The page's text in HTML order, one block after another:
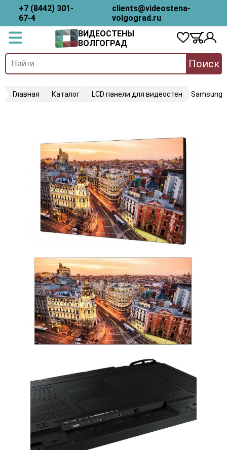
+7 (8442) 301-
67-4
clients@videostena-
volgograd.ru
ВИДЕОСТЕНЫ
ВОЛГОГРАД
Поиск
Главная Каталог LCD панели для видеостен Samsung